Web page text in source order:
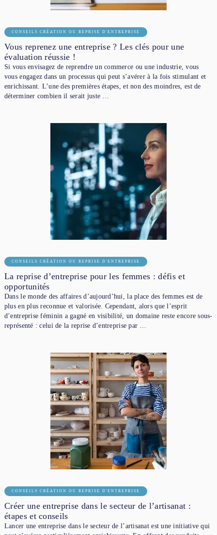
CONSEILS CRÉATION OU REPRISE D'ENTREPRISE
Vous reprenez une entreprise ? Les clés pour une
évaluation réussie !
Si vous envisagez de reprendre un commerce ou une industrie, vous
vous engagez dans un processus qui peut s’avérer à la fois stimulant et
enrichissant. L’une des premières étapes, et non des moindres, est de
déterminer combien il serait juste …
CONSEILS CRÉATION OU REPRISE D'ENTREPRISE
La reprise d’entreprise pour les femmes : défis et
opportunités
Dans le monde des affaires d’aujourd’hui, la place des femmes est de
plus en plus reconnue et valorisée. Cependant, alors que l’esprit
d’entreprise féminin a gagné en visibilité, un domaine reste encore sous-
représenté : celui de la reprise d’entreprise par …
CONSEILS CRÉATION OU REPRISE D'ENTREPRISE
Créer une entreprise dans le secteur de l’artisanat :
étapes et conseils
Lancer une entreprise dans le secteur de l’artisanat est une initiative qui